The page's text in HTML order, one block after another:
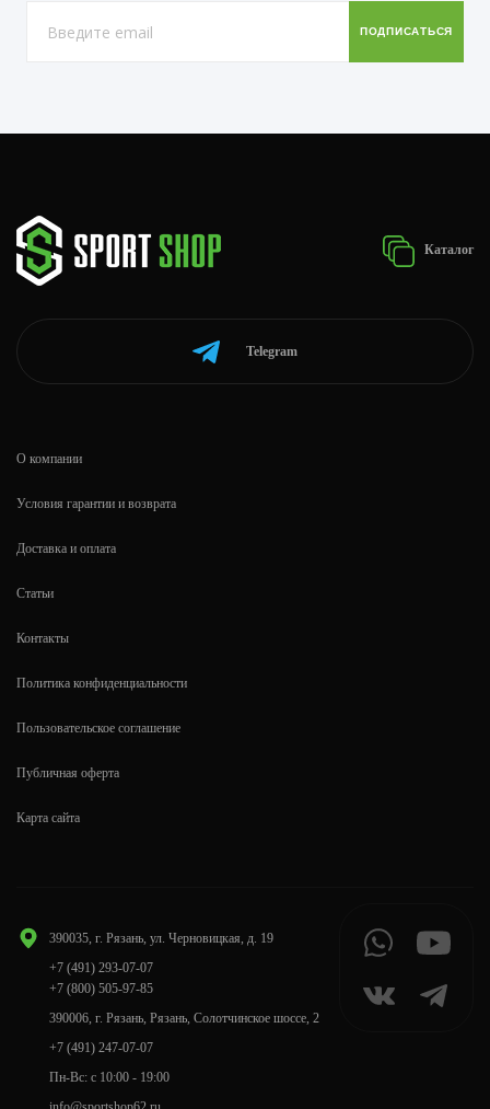
Каталог
Telegram
390035, г. Рязань, ул. Черновицкая, д. 19
+7 (491) 293-07-07
+7 (800) 505-97-85
390006, г. Рязань, Рязань, Солотчинское шоссе, 2
+7 (491) 247-07-07
Пн-Вс: с 10:00 - 19:00
О компании
Условия гарантии и возврата
Доставка и оплата
Статьи
Контакты
Политика конфиденциальности
Пользовательское соглашение
Публичная оферта
Карта сайта